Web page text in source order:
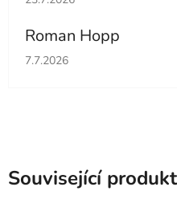
Roman Hopp
Hodnocení obchodu je 5 z
7.7.2026
Související